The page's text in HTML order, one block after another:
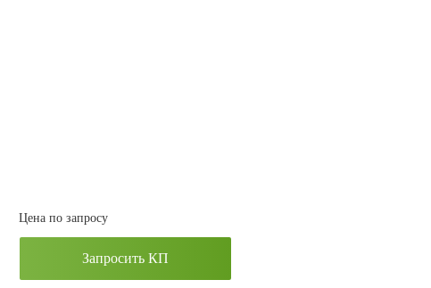
Цена по запросу
Запросить КП